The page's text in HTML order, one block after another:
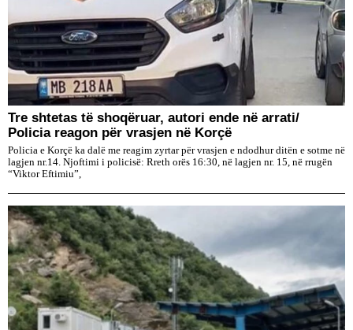
Tre shtetas të shoqëruar, autori ende në arrati/
Policia reagon për vrasjen në Korçë
Policia e Korçë ka dalë me reagim zyrtar për vrasjen e ndodhur ditën e sotme në
lagjen nr.14. Njoftimi i policisë: Rreth orës 16:30, në lagjen nr. 15, në rrugën
“Viktor Eftimiu”,